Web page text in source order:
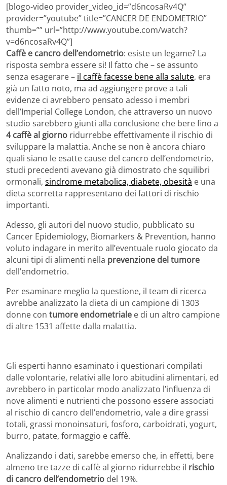
[blogo-video provider_video_id=”d6ncosaRv4Q”
provider=”youtube” title=”CANCER DE ENDOMETRIO”
thumb=”” url=”http://www.youtube.com/watch?
v=d6ncosaRv4Q”]
Caffè e cancro dell’endometrio: esiste un legame? La
risposta sembra essere si! Il fatto che – se assunto
senza esagerare – il caffè facesse bene alla salute, era
già un fatto noto, ma ad aggiungere prove a tali
evidenze ci avrebbero pensato adesso i membri
dell’Imperial College London, che attraverso un nuovo
studio sarebbero giunti alla conclusione che bere fino a
4 caffè al giorno ridurrebbe effettivamente il rischio di
sviluppare la malattia. Anche se non è ancora chiaro
quali siano le esatte cause del cancro dell’endometrio,
studi precedenti avevano già dimostrato che squilibri
ormonali, sindrome metabolica, diabete, obesità e una
dieta scorretta rappresentano dei fattori di rischio
importanti.
Adesso, gli autori del nuovo studio, pubblicato su
Cancer Epidemiology, Biomarkers & Prevention, hanno
voluto indagare in merito all’eventuale ruolo giocato da
alcuni tipi di alimenti nella prevenzione del tumore
dell’endometrio.
Per esaminare meglio la questione, il team di ricerca
avrebbe analizzato la dieta di un campione di 1303
donne con tumore endometriale e di un altro campione
di altre 1531 affette dalla malattia.
Gli esperti hanno esaminato i questionari compilati
dalle volontarie, relativi alle loro abitudini alimentari, ed
avrebbero in particolar modo analizzato l’influenza di
nove alimenti e nutrienti che possono essere associati
al rischio di cancro dell’endometrio, vale a dire grassi
totali, grassi monoinsaturi, fosforo, carboidrati, yogurt,
burro, patate, formaggio e caffè.
Analizzando i dati, sarebbe emerso che, in effetti, bere
almeno tre tazze di caffè al giorno ridurrebbe il rischio
di cancro dell’endometrio del 19%.